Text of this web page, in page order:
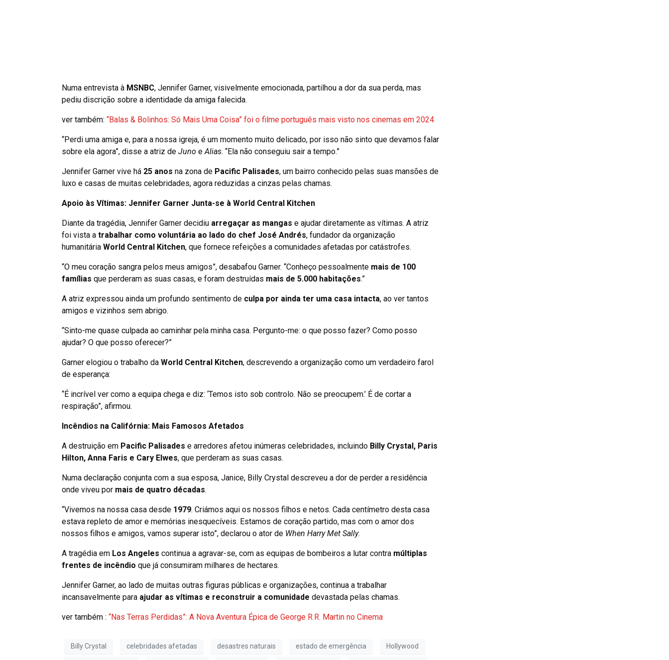
Numa entrevista à MSNBC, Jennifer Garner, visivelmente emocionada, partilhou a dor da sua perda, mas
pediu discrição sobre a identidade da amiga falecida.
ver também: “Balas & Bolinhos: Só Mais Uma Coisa” foi o filme português mais visto nos cinemas em 2024
“Perdi uma amiga e, para a nossa igreja, é um momento muito delicado, por isso não sinto que devamos falar
sobre ela agora”, disse a atriz de Juno eAlias. “Ela não conseguiu sair a tempo.”
Jennifer Garner vive há 25 anos na zona de Pacific Palisades, um bairro conhecido pelas suas mansões de
luxo e casas de muitas celebridades, agora reduzidas a cinzas pelas chamas.
Apoio às Vítimas: Jennifer Garner Junta-se à World Central Kitchen
Diante da tragédia, Jennifer Garner decidiu arregaçar as mangas e ajudar diretamente as vítimas. A atriz
foi vista a trabalhar como voluntária ao lado do chef José Andrés, fundador da organização
humanitária World Central Kitchen, que fornece refeições a comunidades afetadas por catástrofes.
“O meu coração sangra pelos meus amigos”, desabafou Garner. “Conheço pessoalmente mais de 100
famílias que perderam as suas casas, e foram destruídas mais de 5.000 habitações.”
A atriz expressou ainda um profundo sentimento de culpa por ainda ter uma casa intacta, ao ver tantos
amigos e vizinhos sem abrigo.
“Sinto-me quase culpada ao caminhar pela minha casa. Pergunto-me: o que posso fazer? Como posso
ajudar? O que posso oferecer?”
Garner elogiou o trabalho da World Central Kitchen, descrevendo a organização como um verdadeiro farol
de esperança:
“É incrível ver como a equipa chega e diz: ‘Temos isto sob controlo. Não se preocupem.’ É de cortar a
respiração”, afirmou.
Incêndios na Califórnia: Mais Famosos Afetados
A destruição em Pacific Palisades e arredores afetou inúmeras celebridades, incluindo Billy Crystal, Paris
Hilton, Anna Faris e Cary Elwes, que perderam as suas casas.
Numa declaração conjunta com a sua esposa, Janice, Billy Crystal descreveu a dor de perder a residência
onde viveu por mais de quatro décadas.
“Vivemos na nossa casa desde 1979. Criámos aqui os nossos filhos e netos. Cada centímetro desta casa
estava repleto de amor e memórias inesquecíveis. Estamos de coração partido, mas com o amor dos
nossos filhos e amigos, vamos superar isto”, declarou o ator de When Harry Met Sally.
A tragédia em Los Angeles continua a agravar-se, com as equipas de bombeiros a lutar contra múltiplas
frentes de incêndio que já consumiram milhares de hectares.
Jennifer Garner, ao lado de muitas outras figuras públicas e organizações, continua a trabalhar
incansavelmente para ajudar as vítimas e reconstruir a comunidade devastada pelas chamas.
ver também : “Nas Terras Perdidas”: A Nova Aventura Épica de George R.R. Martin no Cinema
Billy Crystal celebridades afetadas desastres naturais estado de emergência Hollywood